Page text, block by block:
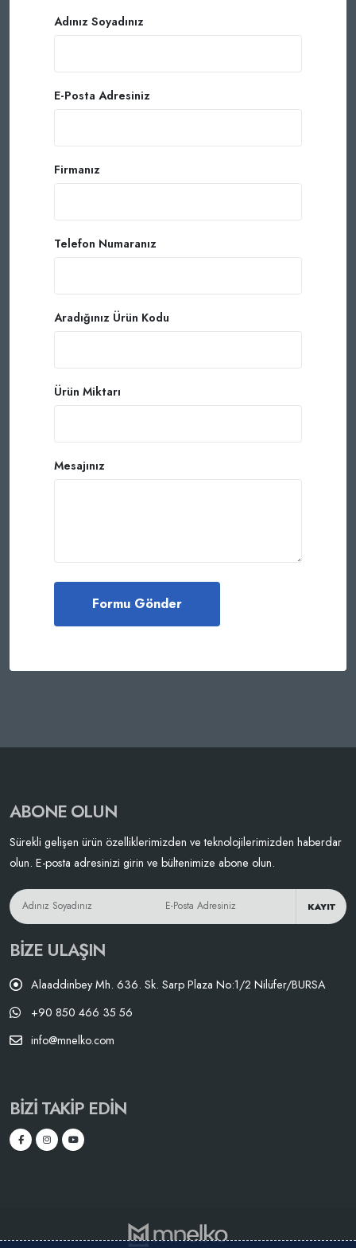
Adınız Soyadınız
E-Posta Adresiniz
Firmanız
Telefon Numaranız
Aradığınız Ürün Kodu
Ürün Miktarı
Mesajınız
ABONE OLUN
Sürekli gelişen ürün özelliklerimizden ve teknolojilerimizden haberdar
olun. E-posta adresinizi girin ve bültenimize abone olun.
KAYIT
BIZE ULAŞIN
Alaaddinbey Mh. 636. Sk. Sarp Plaza No:1/2 Nilüfer/BURSA
+90 850 466 35 56
info@mnelko.com
BIZI TAKIP EDIN